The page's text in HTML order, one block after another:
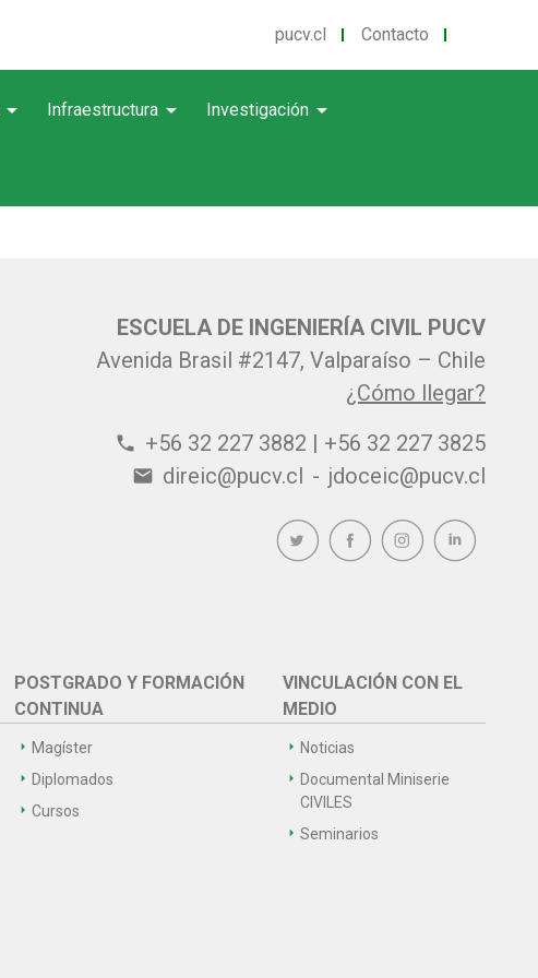
pucv.cl Contacto
arrow_drop_down Infraestructura arrow_drop_down Investigación arrow_drop_down
ESCUELA DE INGENIERÍA CIVIL PUCV
Avenida Brasil #2147, Valparaíso – Chile
¿Cómo llegar?
phone +56 32 227 3882 | +56 32 227 3825
email direic@pucv.cl - jdoceic@pucv.cl
POSTGRADO Y FORMACIÓN
CONTINUA
Magíster
Diplomados
Cursos
VINCULACIÓN CON EL
MEDIO
Noticias
Documental Miniserie
CIVILES
Seminarios